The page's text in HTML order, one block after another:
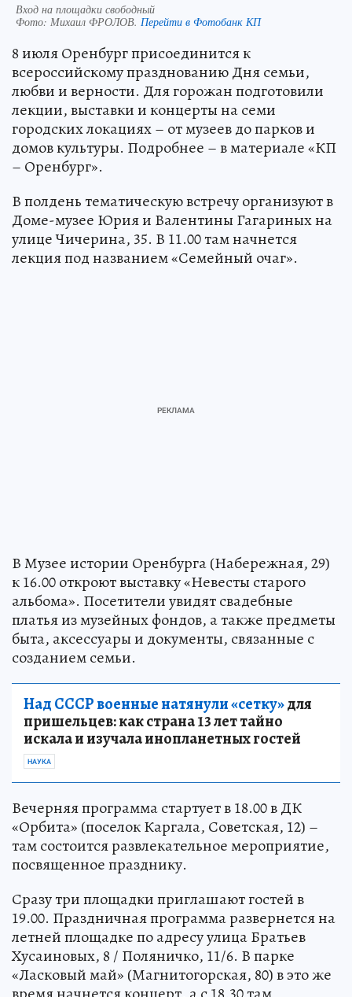
Вход на площадки свободный
Фото: Михаил ФРОЛОВ. Перейти в Фотобанк КП
8 июля Оренбург присоединится к
всероссийскому празднованию Дня семьи,
любви и верности. Для горожан подготовили
лекции, выставки и концерты на семи
городских локациях – от музеев до парков и
домов культуры. Подробнее – в материале «КП
– Оренбург».
В полдень тематическую встречу организуют в
Доме-музее Юрия и Валентины Гагариных на
улице Чичерина, 35. В 11.00 там начнется
лекция под названием «Семейный очаг».
В Музее истории Оренбурга (Набережная, 29)
к 16.00 откроют выставку «Невесты старого
альбома». Посетители увидят свадебные
платья из музейных фондов, а также предметы
быта, аксессуары и документы, связанные с
созданием семьи.
Над СССР военные натянули «сетку»для
пришельцев: как страна 13 лет тайно
искала и изучала инопланетных гостей
НАУКА
Вечерняя программа стартует в 18.00 в ДК
«Орбита» (поселок Каргала, Советская, 12) –
там состоится развлекательное мероприятие,
посвященное празднику.
Сразу три площадки приглашают гостей в
19.00. Праздничная программа развернется на
летней площадке по адресу улица Братьев
Хусаиновых, 8 / Поляничко, 11/6. В парке
«Ласковый май» (Магнитогорская, 80) в это же